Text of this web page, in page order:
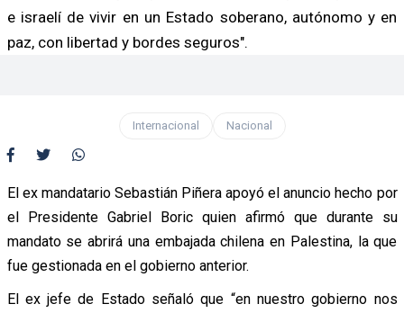
e israelí de vivir en un Estado soberano, autónomo y en
paz, con libertad y bordes seguros".
Internacional Nacional
El ex mandatario Sebastián Piñera apoyó el anuncio hecho por
el Presidente Gabriel Boric quien afirmó que durante su
mandato se abrirá una embajada chilena en Palestina, la que
fue gestionada en el gobierno anterior.
El ex jefe de Estado señaló que “en nuestro gobierno nos